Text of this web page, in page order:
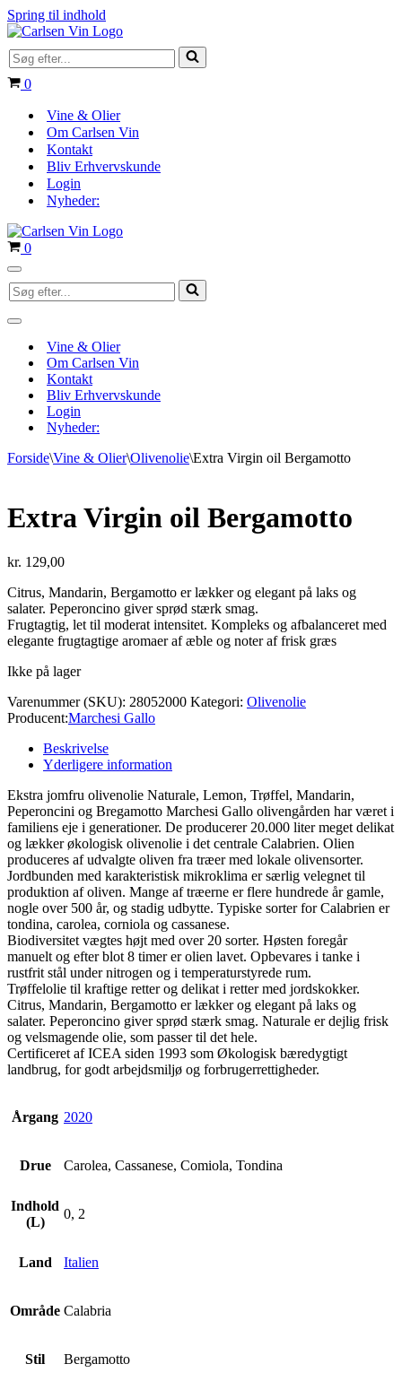
Spring til indhold
Søg
efter...
Indkøbskurv
0
Vine & Olier
Om Carlsen Vin
Kontakt
Bliv Erhvervskunde
Login
Nyheder:
Indkøbskurv
0
Navigation
menu
Søg
efter...
Navigation
Vine & Olier
Om Carlsen Vin
Kontakt
Bliv Erhvervskunde
Login
Nyheder:
Forside\Vine & Olier\Olivenolie\Extra Virgin oil Bergamotto
Extra Virgin oil Bergamotto
kr. 129,00
Citrus, Mandarin, Bergamotto er lækker og elegant på laks og
salater. Peperoncino giver sprød stærk smag.
Frugtagtig, let til moderat intensitet. Kompleks og afbalanceret med
elegante frugtagtige aromaer af æble og noter af frisk græs
Ikke på lager
Varenummer (SKU): 28052000 Kategori: Olivenolie
Producent:Marchesi Gallo
Beskrivelse
Yderligere information
Ekstra jomfru olivenolie Naturale, Lemon, Trøffel, Mandarin,
Peperoncini og Bregamotto Marchesi Gallo olivengården har været i
familiens eje i generationer. De producerer 20.000 liter meget delikat
og lækker økologisk olivenolie i det centrale Calabrien. Olien
produceres af udvalgte oliven fra træer med lokale olivensorter.
Jordbunden med karakteristisk mikroklima er særlig velegnet til
produktion af oliven. Mange af træerne er flere hundrede år gamle,
nogle over 500 år, og stadig udbytte. Typiske sorter for Calabrien er
tondina, carolea, corniola og cassanese.
Biodiversitet vægtes højt med over 20 sorter. Høsten foregår
manuelt og efter blot 8 timer er olien lavet. Opbevares i tanke i
rustfrit stål under nitrogen og i temperaturstyrede rum.
Trøffelolie til kraftige retter og delikat i retter med jordskokker.
Citrus, Mandarin, Bergamotto er lækker og elegant på laks og
salater. Peperoncino giver sprød stærk smag. Naturale er dejlig frisk
og velsmagende olie, som passer til det hele.
Certificeret af ICEA siden 1993 som Økologisk bæredygtigt
landbrug, for godt arbejdsmiljø og forbrugerrettigheder.
Årgang 2020
Drue Carolea, Cassanese, Comiola, Tondina
Indhold
(L)
0, 2
Land Italien
Område Calabria
Stil Bergamotto